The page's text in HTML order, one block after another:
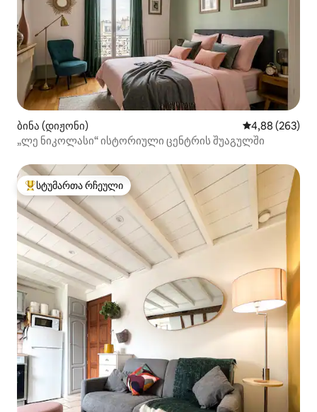
ბინა (დიჟონი) საშუალო
4,88 (263)
„ლე ნიკოლასი“ ისტორიული ცენტრის შუაგულში
სტუმართა რჩეული მოწინავე ვარიანტი
სტუმართა რჩეული